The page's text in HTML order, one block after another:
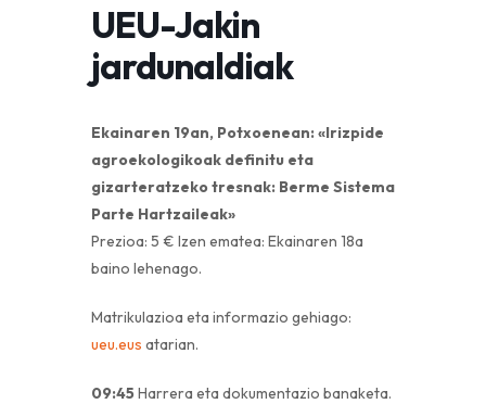
UEU-Jakin
jardunaldiak
Ekainaren 19an, Potxoenean:«Irizpide
agroekologikoak definitu eta
gizarteratzeko tresnak: Berme Sistema
Parte Hartzaileak»
Prezioa: 5 € Izen ematea: Ekainaren 18a
baino lehenago.
Matrikulazioa eta informazio gehiago:
ueu.eus atarian.
09:45Harrera eta dokumentazio banaketa.